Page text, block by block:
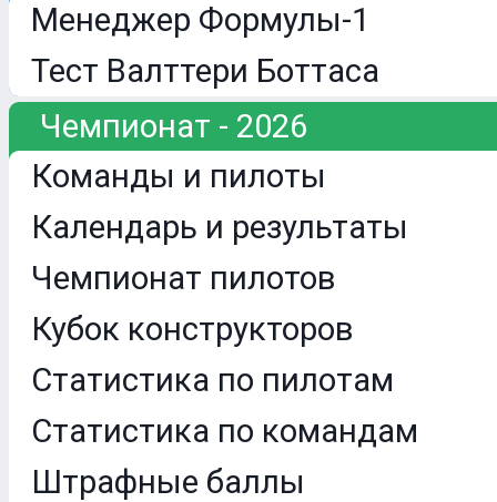
Менеджер Формулы-1
Тест Валттери Боттаса
Чемпионат - 2026
Команды и пилоты
Календарь и результаты
Чемпионат пилотов
Кубок конструкторов
Статистика по пилотам
Статистика по командам
Штрафные баллы